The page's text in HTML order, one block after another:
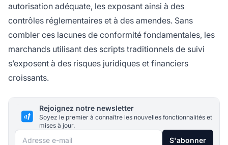
autorisation adéquate, les exposant ainsi à des
contrôles réglementaires et à des amendes. Sans
combler ces lacunes de conformité fondamentales, les
marchands utilisant des scripts traditionnels de suivi
s’exposent à des risques juridiques et financiers
croissants.
Rejoignez notre newsletter
Soyez le premier à connaître les nouvelles fonctionnalités et
mises à jour.
Adresse e-mail S'abonner